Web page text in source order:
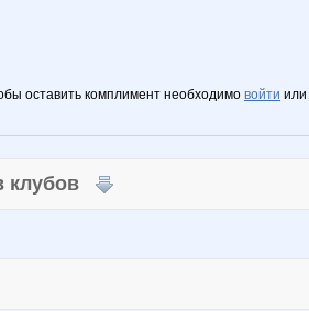
оставить комплимент необходимо войти или
клубов